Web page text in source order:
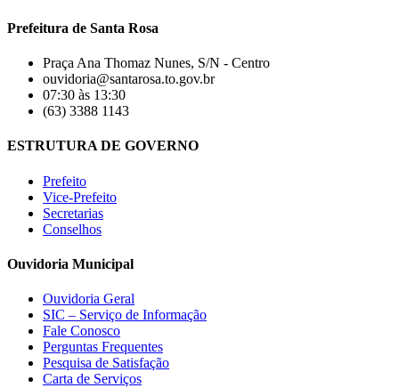
Prefeitura de Santa Rosa
Praça Ana Thomaz Nunes, S/N - Centro
ouvidoria@santarosa.to.gov.br
07:30 às 13:30
(63) 3388 1143
ESTRUTURA DE GOVERNO
Prefeito
Vice-Prefeito
Secretarias
Conselhos
Ouvidoria Municipal
Ouvidoria Geral
SIC – Serviço de Informação
Fale Conosco
Perguntas Frequentes
Pesquisa de Satisfação
Carta de Serviços